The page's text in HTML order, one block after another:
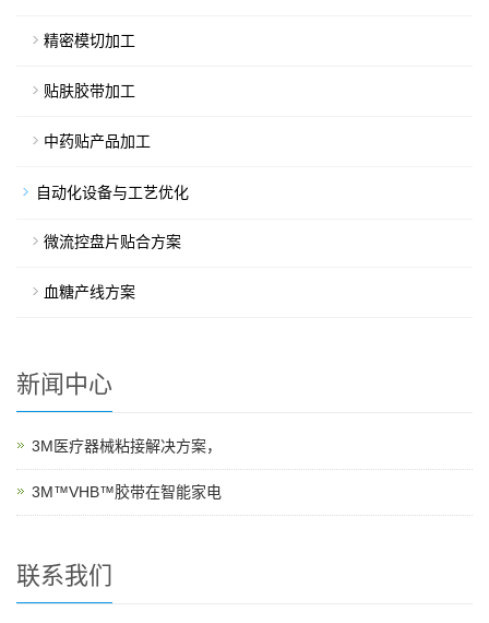
精密模切加工
贴肤胶带加工
中药贴产品加工
自动化设备与工艺优化
微流控盘片贴合方案
血糖产线方案
新闻中心
3M医疗器械粘接解决方案，
3M™VHB™胶带在智能家电
联系我们